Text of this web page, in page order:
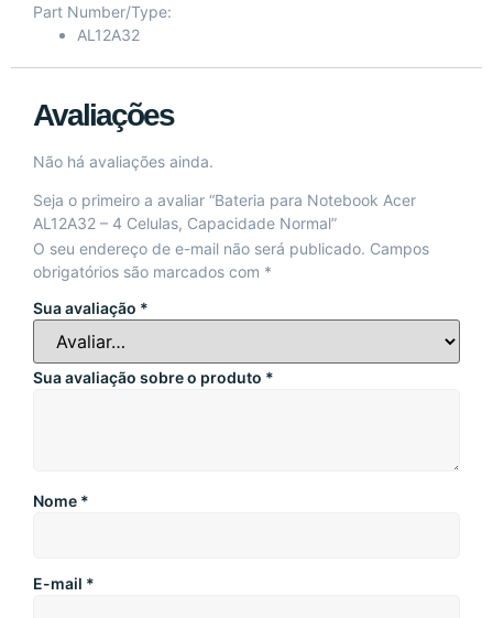
Part Number/Type:
AL12A32
Avaliações
Não há avaliações ainda.
Seja o primeiro a avaliar “Bateria para Notebook Acer
AL12A32 – 4 Celulas, Capacidade Normal”
O seu endereço de e-mail não será publicado. Campos
obrigatórios são marcados com *
Sua avaliação *
Sua avaliação sobre o produto *
Nome *
E-mail *